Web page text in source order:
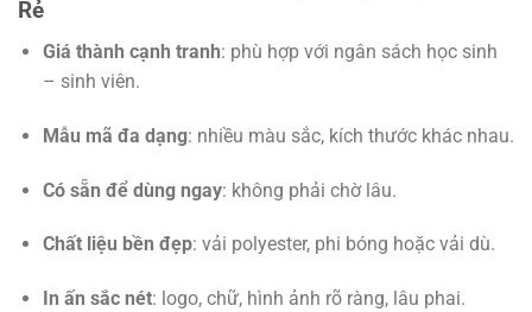
Rẻ
Giá thành cạnh tranh: phù hợp với ngân sách học sinh
– sinh viên.
Mẫu mã đa dạng: nhiều màu sắc, kích thước khác nhau.
Có sẵn để dùng ngay: không phải chờ lâu.
Chất liệu bền đẹp: vải polyester, phi bóng hoặc vải dù.
In ấn sắc nét: logo, chữ, hình ảnh rõ ràng, lâu phai.